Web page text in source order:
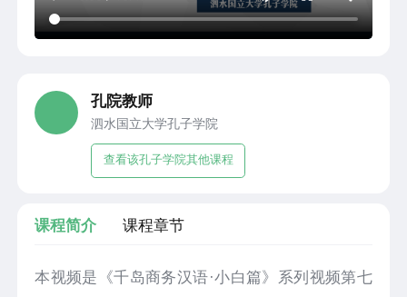
孔院教师
泗水国立大学孔子学院
查看该孔子学院其他课程
课程简介 课程章节
本视频是《千岛商务汉语·小白篇》系列视频第七